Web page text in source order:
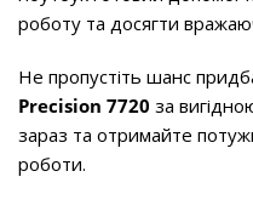
роботу та досягти
Не пропустіть шанс
Precision 7720 за
зараз та отримайте
роботи.